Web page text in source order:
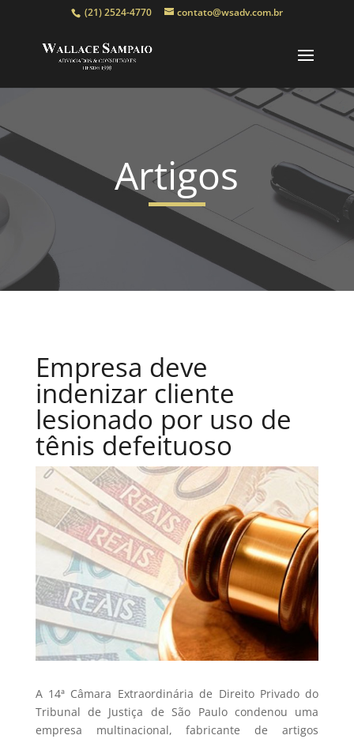
(21) 2524-4770 contato@wsadv.com.br
Artigos
Empresa deve
indenizar cliente
lesionado por uso de
tênis defeituoso
A 14ª Câmara Extraordinária de Direito Privado do
Tribunal de Justiça de São Paulo condenou uma
empresa multinacional, fabricante de artigos